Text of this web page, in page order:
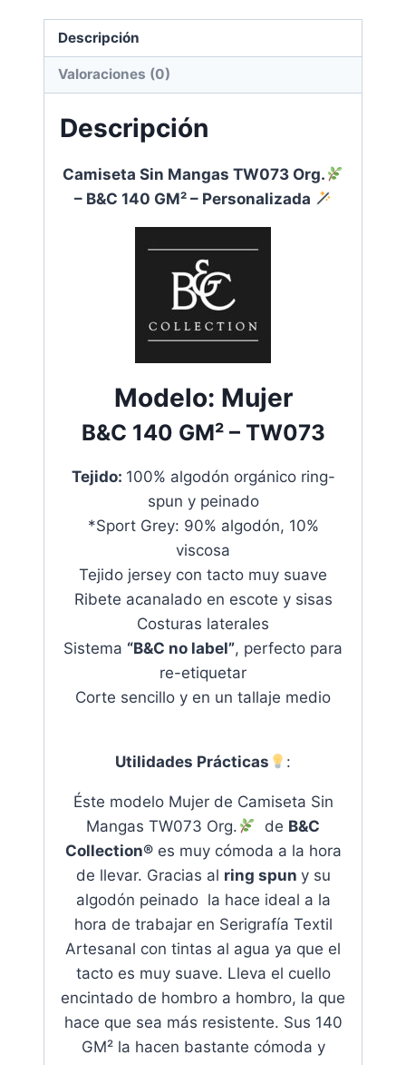
Descripción
Valoraciones (0)
Descripción
Camiseta Sin Mangas TW073 Org.
– B&C 140 GM² – Personalizada
Modelo: Mujer
B&C 140 GM²– TW073
Tejido: 100% algodón orgánico ring-
spun y peinado
*Sport Grey: 90% algodón, 10%
viscosa
Tejido jersey con tacto muy suave
Ribete acanalado en escote y sisas
Costuras laterales
Sistema “B&C no label”, perfecto para
re-etiquetar
Corte sencillo y en un tallaje medio
Utilidades Prácticas :
Éste modelo Mujer de Camiseta Sin
Mangas TW073 Org.
de B&C
Collection®es muy cómoda a la hora
de llevar. Gracias al ring spun y su
algodón peinado la hace ideal a la
hora de trabajar en Serigrafía Textil
Artesanal con tintas al agua ya que el
tacto es muy suave. Lleva el cuello
encintado de hombro a hombro, la que
hace que sea más resistente. Sus 140
GM² la hacen bastante cómoda y